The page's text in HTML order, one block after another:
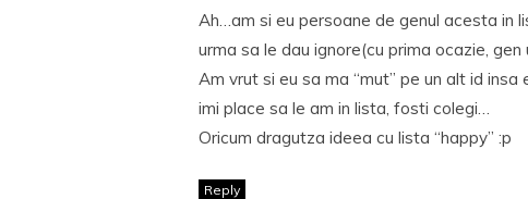
Ah…am si eu persoane de genul acesta in
urma sa le dau ignore(cu prima ocazie, gen
Am vrut si eu sa ma “mut” pe un alt id
imi place sa le am in lista, fosti colegi…
Oricum dragutza ideea cu lista “happy” :p
Reply